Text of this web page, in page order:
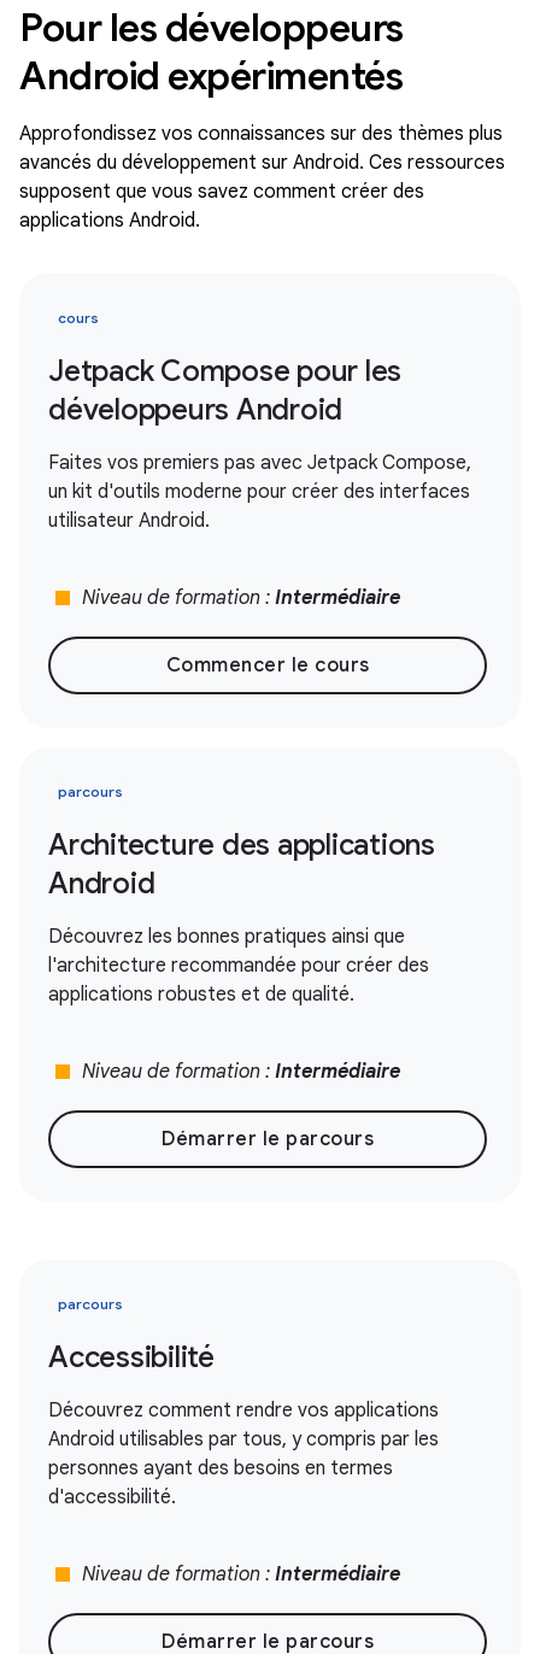
Pour les développeurs
Android expérimentés
Approfondissez vos connaissances sur des thèmes plus
avancés du développement sur Android. Ces ressources
supposent que vous savez comment créer des
applications Android.
cours
Jetpack Compose pour les
développeurs Android
Faites vos premiers pas avec Jetpack Compose,
un kit d'outils moderne pour créer des interfaces
utilisateur Android.
stop Niveau de formation : Intermédiaire
Commencer le cours
parcours
Architecture des applications
Android
Découvrez les bonnes pratiques ainsi que
l'architecture recommandée pour créer des
applications robustes et de qualité.
stop Niveau de formation : Intermédiaire
Démarrer le parcours
parcours
Accessibilité
Découvrez comment rendre vos applications
Android utilisables par tous, y compris par les
personnes ayant des besoins en termes
d'accessibilité.
stop Niveau de formation : Intermédiaire
Démarrer le parcours